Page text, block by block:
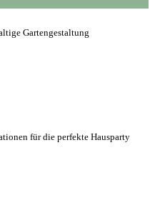
Gartengestaltung
für die perfekte Hausparty